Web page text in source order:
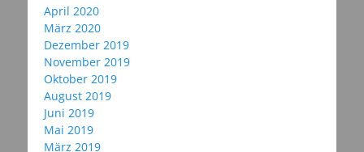
April 2020
März 2020
Dezember 2019
November 2019
Oktober 2019
August 2019
Juni 2019
Mai 2019
März 2019